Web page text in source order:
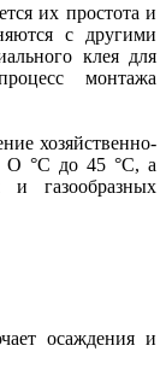
их простота и
с другими
клея для
монтажа
хозяйственно-
О °С до 45 °С, а
и газообразных
осаждения и